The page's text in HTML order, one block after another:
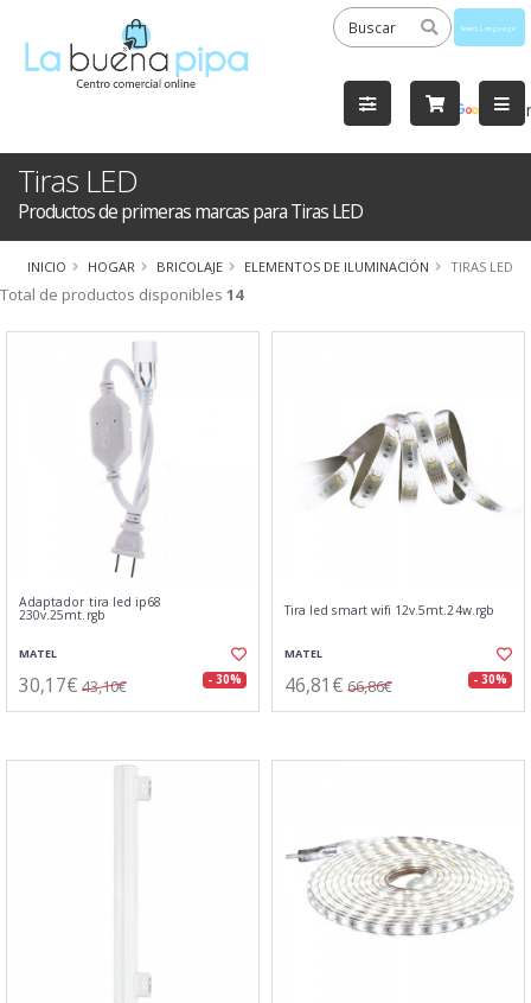
by
Tiras LED
Productos de primeras marcas para Tiras LED
INICIO HOGAR BRICOLAJE ELEMENTOS DE ILUMINACIÓN TIRAS LED
Total de productos disponibles 14
Adaptador tira led ip68
230v.25mt.rgb
MATEL
30,17€ 43,10€ - 30%
Tira led smart wifi 12v.5mt.24w.rgb
MATEL
46,81€ 66,86€ - 30%